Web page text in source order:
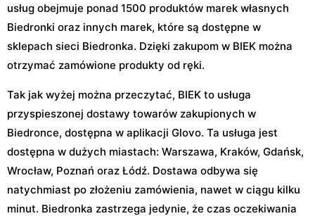
usług obejmuje ponad 1500 produktów marek własnych
Biedronki oraz innych marek, które są dostępne w
sklepach sieci Biedronka. Dzięki zakupom w BIEK można
otrzymać zamówione produkty od ręki.
Tak jak wyżej można przeczytać, BIEK to usługa
przyspieszonej dostawy towarów zakupionych w
Biedronce, dostępna w aplikacji Glovo. Ta usługa jest
dostępna w dużych miastach: Warszawa, Kraków, Gdańsk,
Wrocław, Poznań oraz Łódź. Dostawa odbywa się
natychmiast po złożeniu zamówienia, nawet w ciągu kilku
minut. Biedronka zastrzega jedynie, że czas oczekiwania